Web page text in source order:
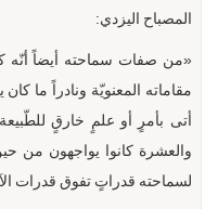
المصباح اليزدي:
«من صفات سماحته أيضاً أنّه
مقاماته المعنويّة ونادراً ما
أتى بأمرٍ أو علمٍ خارقٍ
والعشرة كانوا يواجهون من
لسماحته قدراتٍ تفوق قدرات